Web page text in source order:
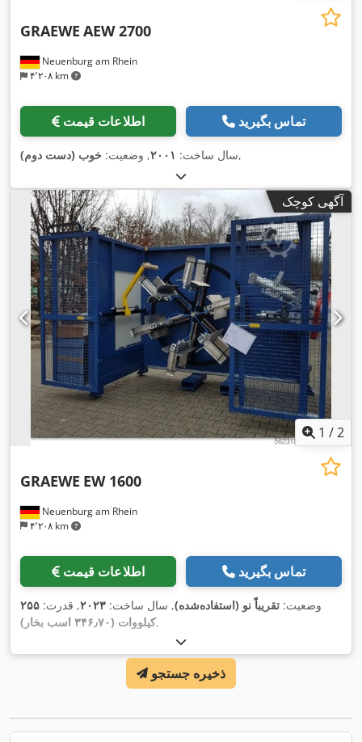
Neuenburg am Rhein
۴٬۲۰۸ km
GRAEWE AEW 2700
اطلاعات قیمت تماس بگیرید
سال ساخت: ۲۰۰۱, وضعیت: خوب (دست دوم) ,
آگهی کوچک
1 /2
Neuenburg am Rhein
۴٬۲۰۸ km
GRAEWE EW 1600
اطلاعات قیمت تماس بگیرید
وضعیت: تقریباً نو (استفاده‌شده), سال ساخت: ۲۰۲۳, قدرت: ۲۵۵
کیلووات (۳۴۶٫۷۰ اسب بخار),
ذخیره جستجو